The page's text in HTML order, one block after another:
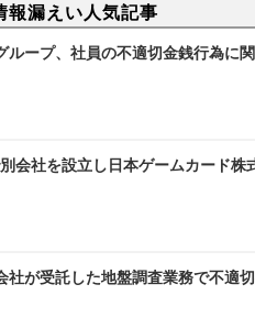
報漏えい人気記事
ープ、社員の不適切金銭行為に
会社を設立し日本ゲームカード株
が受託した地盤調査業務で不適